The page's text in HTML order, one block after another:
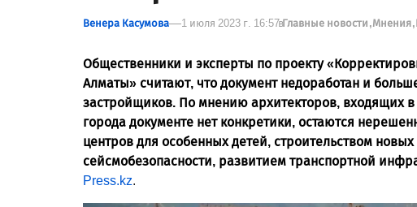
Венера Касумова 1 июля 2023 г. 16:57вГлавные новости Мнения
Общественники и эксперты по проекту
Алматы» считают, что документ недоработан и
застройщиков. По мнению архитекторов, входящих
города документе нет конкретики, остаются
центров для особенных детей, строительством
сейсмобезопасности, развитием транспортной
Press.kz.